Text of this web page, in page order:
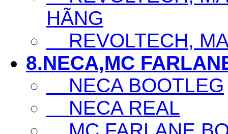
HÃNG
REVOLTECH,
8.NECA,MC
NECA BOOTLEG
NECA REAL